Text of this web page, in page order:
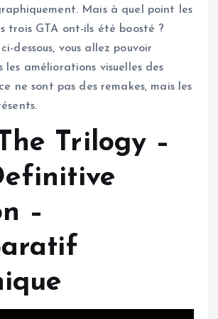
Mais à quel point les
trois GTA ont-ils été boosté ?
dessous, vous allez pouvoir
les améliorations visuelles des
ne sont pas des remakes, mais les
Trilogy –
–